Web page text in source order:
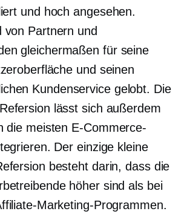
und hoch angesehen.
von Partnern und
gleichermaßen für seine
und seinen
Kundenservice gelobt. Die
lässt sich außerdem
die meisten E-Commerce-
Der einzige kleine
besteht darin, dass die
höher sind als bei
Marketing-Programmen.